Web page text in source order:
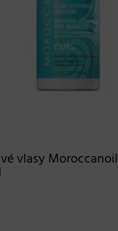
vlasy